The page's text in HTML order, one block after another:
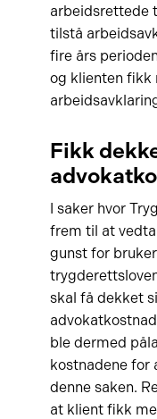
arbeidsrettede
tilstå
fire års
og klienten fikk
Fikk
I saker hvor
frem til at
gunst for
skal få dekket
ble dermed
kostnadene for
denne saken.
at klient fikk